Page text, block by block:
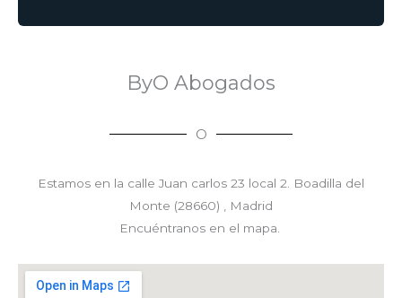
ByO Abogados
O
Estamos en la calle Juan carlos 23 local 2.
Boadilla del
Monte (28660) , Madrid
Encuéntranos en el mapa.